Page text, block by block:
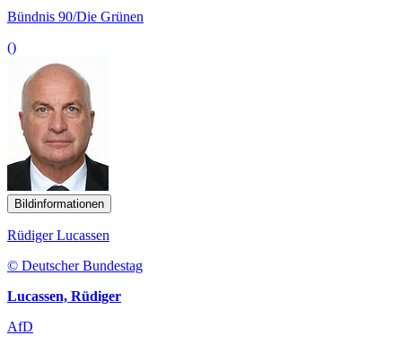
Bündnis 90/Die Grünen
()
Bildinformationen
Rüdiger Lucassen
© Deutscher Bundestag
Lucassen, Rüdiger
AfD